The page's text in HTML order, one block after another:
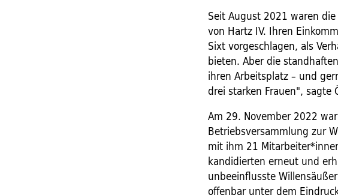
Seit August 2021 waren
von Hartz IV. Ihren
Sixt vorgeschlagen, als
bieten. Aber die
ihren Arbeitsplatz – und
drei starken Frauen", sagte
Am 29. November 2022
Betriebsversammlung zur
mit ihm 21
kandidierten erneut und
unbeeinflusste
offenbar unter dem